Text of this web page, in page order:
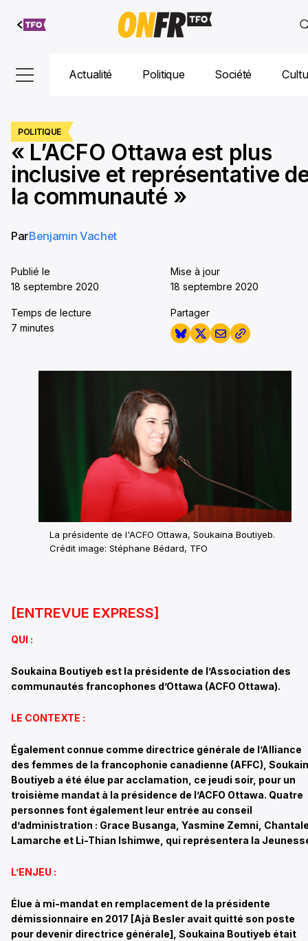
Aller au
contenu
Actualité Politique Société
POLITIQUE
« L’ACFO Ottawa est plus
inclusive et représentative
la communauté »
ParBenjamin Vachet
Publié le
18 septembre 2020
Mise à jour
18 septembre 2020
Temps de lecture
7 minutes
Partager
La présidente de l'ACFO Ottawa, Soukaina Boutiyeb.
Crédit image: Stéphane Bédard, TFO
[ENTREVUE EXPRESS]
QUI :
Soukaina Boutiyeb est la présidente de l’Association des
communautés francophones d’Ottawa (ACFO Ottawa).
LE CONTEXTE :
Également connue comme directrice générale de l’Alliance
des femmes de la francophonie canadienne (AFFC),
Boutiyeb a été élue par acclamation, ce jeudi soir, pour un
troisième mandat à la présidence de l’ACFO Ottawa. Quatre
personnes font également leur entrée au conseil
d’administration : Grace Busanga, Yasmine Zemni,
Lamarche et Li-Thian Ishimwe, qui représentera la
L’ENJEU :
Élue à mi-mandat en remplacement de la présidente
démissionnaire en 2017 [Ajà Besler avait quitté son poste
pour devenir directrice générale], Soukaina Boutiyeb était